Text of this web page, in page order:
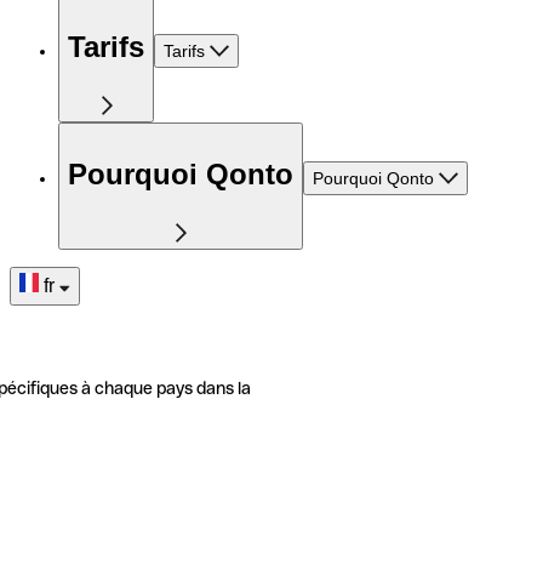
Tarifs Tarifs
Pourquoi Qonto Pourquoi Qonto
fr
à chaque pays dans la